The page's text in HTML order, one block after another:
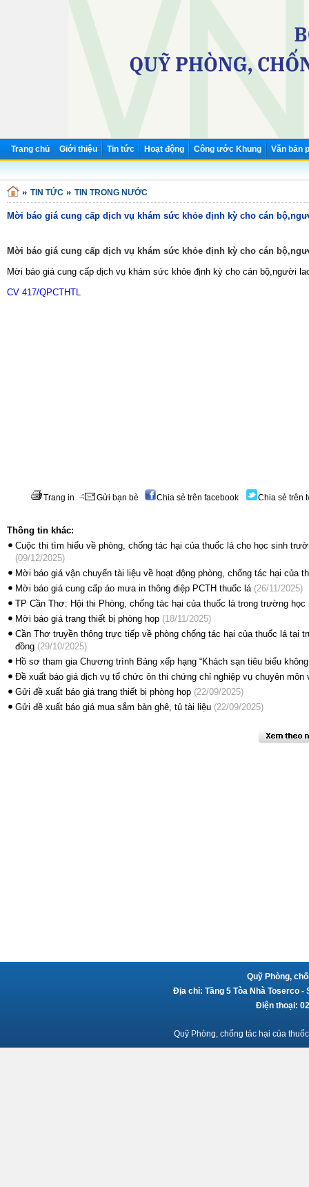
Trang chủ Giới thiệu Tin tức Hoạt động Công ước Khung Văn bản
TIN TỨC TIN TRONG NƯỚC
Mời báo giá cung cấp dịch vụ khám sức khỏe định kỳ cho cán
Mời báo giá cung cấp dịch vụ khám sức khỏe định kỳ cho cán
Mời báo giá cung cấp dịch vụ khám sức khỏe định kỳ cho cán bộ,người
CV 417/QPCTHTL
Trang in Gửi bạn bè Chia sẻ trên facebook Chia sẻ trên
Thông tin khác:
Cuộc thi tìm hiểu về phòng, chống tác hại của thuốc lá cho học sinh
(09/12/2025)
Mời báo giá vận chuyển tài liệu về hoạt động phòng, chống tác hại của
Mời báo giá cung cấp áo mưa in thông điệp PCTH thuốc lá (26/11/2025)
TP Cần Thơ: Hội thi Phòng, chống tác hại của thuốc lá trong trường học
Mời báo giá trang thiết bị phòng họp (18/11/2025)
Cần Thơ truyền thông trực tiếp về phòng chống tác hại của thuốc lá tại
đồng (29/10/2025)
Hồ sơ tham gia Chương trình Bảng xếp hạng “Khách sạn tiêu biểu
Đề xuất báo giá dịch vụ tổ chức ôn thi chứng chỉ nghiệp vụ chuyên môn
Gửi đề xuất báo giá trang thiết bị phòng họp (22/09/2025)
Gửi đề xuất báo giá mua sắm bàn ghê, tủ tài liệu (22/09/2025)
Quỹ Phòng,
Địa chỉ: Tầng 5 Tòa Nhà Toserco -
Điện thoại:
Quỹ Phòng, chống tác hại của